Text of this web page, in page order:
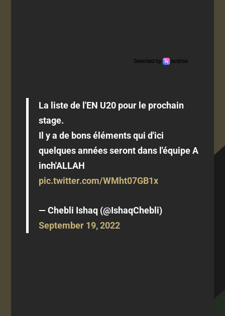
La liste de l'EN U20 pour le prochain
stage.
Il y a de bons éléments qui d'ici
quelques années seront dans l'équipe A
inch'ALLAH
pic.twitter.com/WMht07GB1x
— Chebli Ishaq (@IshaqChebli)
September 19, 2022